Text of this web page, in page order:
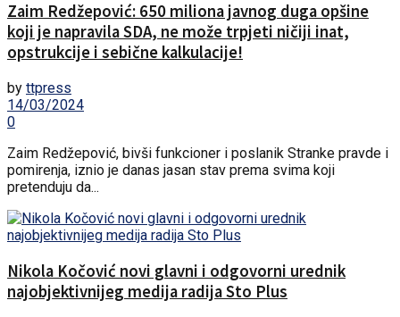
Zaim Redžepović: 650 miliona javnog duga opšine
koji je napravila SDA, ne može trpjeti ničiji inat,
opstrukcije i sebične kalkulacije!
by ttpress
14/03/2024
0
Zaim Redžepović, bivši funkcioner i poslanik Stranke pravde i
pomirenja, iznio je danas jasan stav prema svima koji
pretenduju da...
Nikola Kočović novi glavni i odgovorni urednik
najobjektivnijeg medija radija Sto Plus